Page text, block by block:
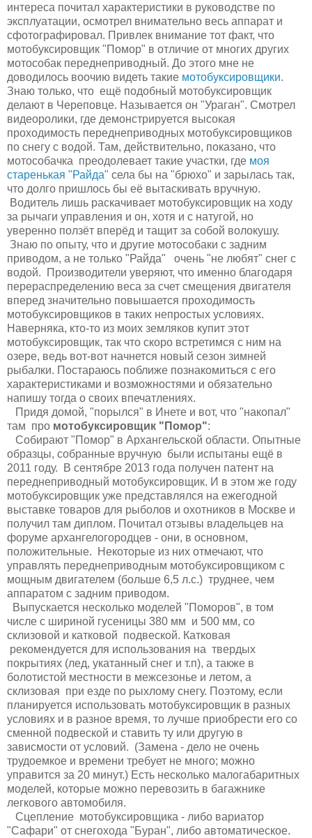
интереса почитал характеристики в руководстве по
эксплуатации, осмотрел внимательно весь аппарат и
сфотографировал. Привлек внимание тот факт, что
мотобуксировщик "Помор" в отличие от многих других
мотособак переднеприводный. До этого мне не
доводилось воочию видеть такие мотобуксировщики.
Знаю только, что ещё подобный мотобуксировщик
делают в Череповце. Называется он "Ураган". Смотрел
видеоролики, где демонстрируется высокая
проходимость переднеприводных мотобуксировщиков
по снегу с водой. Там, действительно, показано, что
мотособачка преодолевает такие участки, где моя
старенькая "Райда" села бы на "брюхо" и зарылась так,
что долго пришлось бы её вытаскивать вручную.
Водитель лишь раскачивает мотобуксировщик на ходу
за рычаги управления и он, хотя и с натугой, но
уверенно ползёт вперёд и тащит за собой волокушу.
Знаю по опыту, что и другие мотособаки с задним
приводом, а не только "Райда" очень "не любят" снег с
водой. Производители уверяют, что именно благодаря
перераспределению веса за счет смещения двигателя
вперед значительно повышается проходимость
мотобуксировщиков в таких непростых условиях.
Наверняка, кто-то из моих земляков купит этот
мотобуксировщик, так что скоро встретимся с ним на
озере, ведь вот-вот начнется новый сезон зимней
рыбалки. Постараюсь поближе познакомиться с его
характеристиками и возможностями и обязательно
напишу тогда о своих впечатлениях.
Придя домой, "порылся" в Инете и вот, что "накопал"
там про мотобуксировщик "Помор":
Собирают "Помор" в Архангельской области. Опытные
образцы, собранные вручную были испытаны ещё в
2011 году. В сентябре 2013 года получен патент на
переднеприводный мотобуксировщик. И в этом же году
мотобуксировщик уже представлялся на ежегодной
выставке товаров для рыболов и охотников в Москве и
получил там диплом. Почитал отзывы владельцев на
форуме архангелогородцев - они, в основном,
положительные. Некоторые из них отмечают, что
управлять переднеприводным мотобуксировщиком с
мощным двигателем (больше 6,5 л.с.) труднее, чем
аппаратом с задним приводом.
Выпускается несколько моделей "Поморов", в том
числе с шириной гусеницы 380 мм и 500 мм, со
склизовой и катковой подвеской. Катковая
рекомендуется для использования на твердых
покрытиях (лед, укатанный снег и т.п), а также в
болотистой местности в межсезонье и летом, а
склизовая при езде по рыхлому снегу. Поэтому, если
планируется использовать мотобуксировщик в разных
условиях и в разное время, то лучше приобрести его со
сменной подвеской и ставить ту или другую в
зависмости от условий. (Замена - дело не очень
трудоемкое и времени требует не много; можно
управится за 20 минут.) Есть несколько малогабаритных
моделей, которые можно перевозить в багажнике
легкового автомобиля.
Сцепление мотобуксировщика - либо вариатор
"Сафари" от снегохода "Буран", либо автоматическое.